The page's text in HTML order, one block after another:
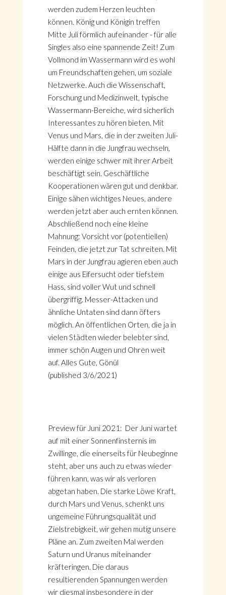
werden zudem Herzen leuchten
können. König und Königin treffen
Mitte Juli förmlich aufeinander - für alle
Singles also eine spannende Zeit! Zum
Vollmond im Wassermann wird es wohl
um Freundschaften gehen, um soziale
Netzwerke. Auch die Wissenschaft,
Forschung und Medizinwelt, typische
Wassermann-Bereiche, wird sicherlich
Interessantes zu hören bieten. Mit
Venus und Mars, die in der zweiten Juli-
Hälfte dann in die Jungfrau wechseln,
werden einige schwer mit ihrer Arbeit
beschäftigt sein. Geschäftliche
Kooperationen wären gut und denkbar.
Einige sähen wichtiges Neues, andere
werden jetzt aber auch ernten können.
Abschließend noch eine kleine
Mahnung: Vorsicht vor (potentiellen)
Feinden, die jetzt zur Tat schreiten. Mit
Mars in der Jungfrau agieren eben auch
einige aus Eifersucht oder tiefstem
Hass, sind voller Wut und schnell
übergriffig. Messer-Attacken und
ähnliche Untaten sind dann öfters
möglich. An öffentlichen Orten, die ja in
vielen Städten wieder belebter sind,
immer schön Augen und Ohren weit
auf. Alles Gute, Gönül
(published 3/6/2021)
Preview für Juni 2021: Der Juni wartet
auf mit einer Sonnenfinsternis im
Zwillinge, die einerseits für Neubeginne
steht, aber uns auch zu etwas wieder
führen kann, was wir als verloren
abgetan haben. Die starke Löwe Kraft,
durch Mars und Venus, schenkt uns
ungemeine Führungsqualität und
Zielstrebigkeit, wir gehen mutig unsere
Pläne an. Zum zweiten Mal werden
Saturn und Uranus miteinander
kräfteringen. Die daraus
resultierenden Spannungen werden
wir diesmal insbesondere in der